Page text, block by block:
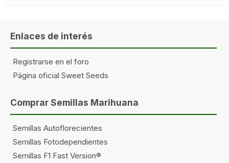
Enlaces de interés
Registrarse en el foro
Página oficial Sweet Seeds
Comprar Semillas Marihuana
Semillas Autoflorecientes
Semillas Fotodependientes
Semillas F1 Fast Version®